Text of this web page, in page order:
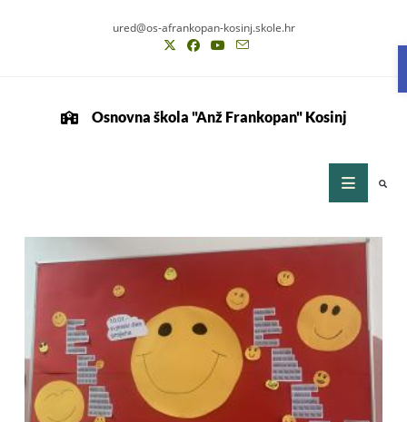
ured@os-afrankopan-kosinj.skole.hr
Osnovna škola "Anž Frankopan" Kosinj